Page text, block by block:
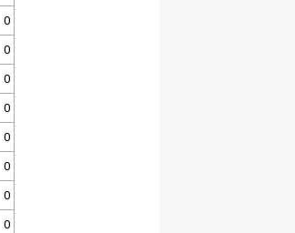
0
0
0
0
0
0
0
0